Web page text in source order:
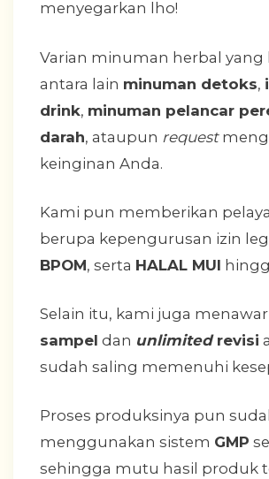
menyegarkan lho!
Varian minuman herbal yang
antara lain minuman detoks,
drink, minuman pelancar
darah, ataupun request
keinginan Anda.
Kami pun memberikan
berupa kepengurusan izin
BPOM, serta HALAL MUI
Selain itu, kami juga
sampel dan unlimitedrevisi
sudah saling memenuhi
Proses produksinya pun
menggunakan sistem GMP
sehingga mutu hasil produk